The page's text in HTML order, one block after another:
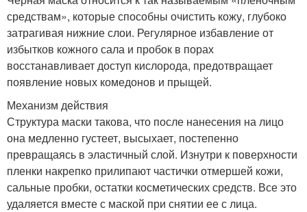
средствам», которые способны очистить кожу, глубоко
затрагивая нижние слои. Регулярное избавление от
избытков кожного сала и пробок в порах
восстанавливает доступ кислорода, предотвращает
появление новых комедонов и прыщей.
Механизм действия
Структура маски такова, что после нанесения на лицо
она медленно густеет, высыхает, постепенно
превращаясь в эластичный слой. Изнутри к поверхности
пленки накрепко прилипают частички отмершей кожи,
сальные пробки, остатки косметических средств. Все это
удаляется вместе с маской при снятии ее с лица.